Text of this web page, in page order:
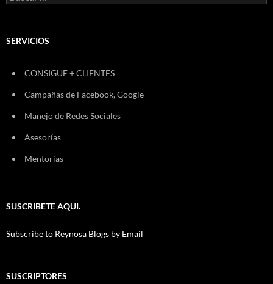
SERVICIOS
CONSIGUE + CLIENTES
Campañas de Facebook, Google
Manejo de Redes Sociales
Asesorías
Mentorías
SUSCRIBETE AQUI.
Subscribe to Reynosa Blogs by Email
SUSCRIPTORES